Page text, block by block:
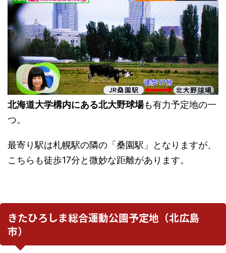
北海道大学構内にある北大野球場も有力予定地の一
つ。
最寄り駅は札幌駅の隣の「桑園駅」となりますが、
こちらも徒歩17分と微妙な距離があります。
きたひろしま総合運動公園予定地（北広島
市）